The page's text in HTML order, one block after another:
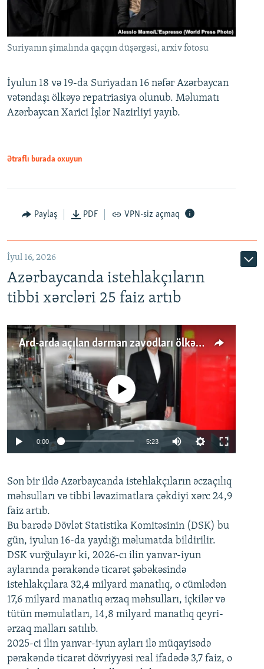
Suriyanın şimalında qaçqın düşərgəsi, arxiv fotosu
İyulun 18 və 19-da Suriyadan 16 nəfər Azərbaycan
vətəndaşı ölkəyə repatriasiya olunub. Məlumatı
Azərbaycan Xarici İşlər Nazirliyi yayıb.
Ətraflı burada oxuyun
Paylaş PDF VPN-siz açmaq
İyul 16, 2026
Azərbaycanda istehlakçıların
tibbi xərcləri 25 faiz artıb
Ard-arda açılan dərman zavodları ölkənin tələbatını ödəyirmi?
Auto 240p 360p 480p
720p 1080p
No media source currently available
0:00 5:23
360p
480p
720p
1080p
Son bir ildə Azərbaycanda istehlakçıların əczaçılıq
məhsulları və tibbi ləvazimatlara çəkdiyi xərc 24,9
faiz artıb.
Bu barədə Dövlət Statistika Komitəsinin (DSK) bu
gün, iyulun 16-da yaydığı məlumatda bildirilir.
DSK vurğulayır ki, 2026-cı ilin yanvar-iyun
aylarında pərakəndə ticarət şəbəkəsində
istehlakçılara 32,4 milyard manatlıq, o cümlədən
17,6 milyard manatlıq ərzaq məhsulları, içkilər və
tütün məmulatları, 14,8 milyard manatlıq qeyri-
ərzaq malları satılıb.
2025-ci ilin yanvar-iyun ayları ilə müqayisədə
pərakəndə ticarət dövriyyəsi real ifadədə 3,7 faiz, o